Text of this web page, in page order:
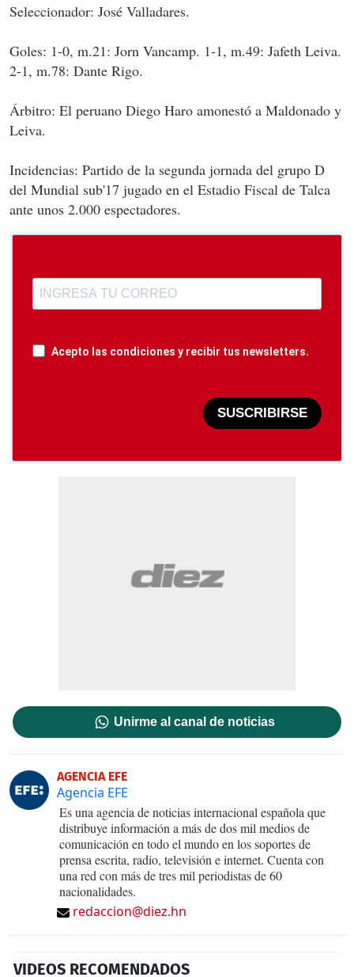
Seleccionador: José Valladares.
Goles: 1-0, m.21: Jorn Vancamp. 1-1, m.49: Jafeth Leiva.
2-1, m.78: Dante Rigo.
Árbitro: El peruano Diego Haro amonestó a Maldonado y
Leiva.
Incidencias: Partido de la segunda jornada del grupo D
del Mundial sub'17 jugado en el Estadio Fiscal de Talca
ante unos 2.000 espectadores.
Acepto las condiciones y recibir tus newsletters.
SUSCRIBIRSE
Unirme al canal de noticias
AGENCIA EFE
Agencia EFE
Es una agencia de noticias internacional española que
distribuye información a más de dos mil medios de
comunicación en todo el mundo en los soportes de
prensa escrita, radio, televisión e internet. Cuenta con
una red con más de tres mil periodistas de 60
nacionalidades.
redaccion@diez.hn
VIDEOS RECOMENDADOS